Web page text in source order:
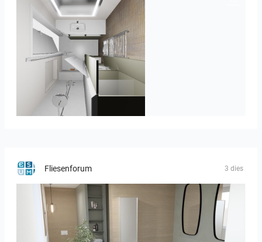
JEGOUX-PASSER 2
Fliesenforum 3 dies